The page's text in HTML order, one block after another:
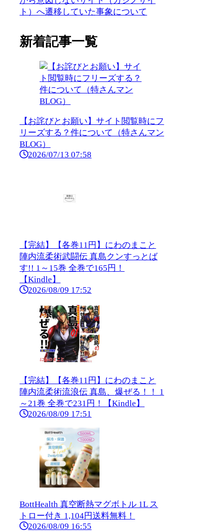
ト）へ遷移していた事象について
新着記事一覧
【お詫びとお願い】サイト閲覧時にフ
リーズする？件について（特さんマン
BLOG）
2026/07/13 07:58
【完結】【各巻11円】にわのまこと
陣内流柔術武闘伝 真島クンすっとば
す!! 1～15巻 全巻で165円！
【Kindle】
2026/08/09 17:52
【完結】【各巻11円】にわのまこと
陣内流柔術流浪伝 真島、爆ぜる！！ 1
～21巻 全巻で231円！【Kindle】
2026/08/09 17:51
BottHealth 真空断熱マグボトル 1L ス
トロー付き 1,104円送料無料！
2026/08/09 16:55